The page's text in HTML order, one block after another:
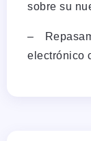
sobre su
–
electrónico